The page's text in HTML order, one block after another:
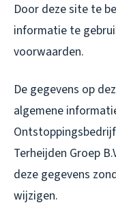
Door deze site te
informatie te
voorwaarden.
De gegevens op
algemene
Terheijden Groep
deze gegevens
wijzigen.